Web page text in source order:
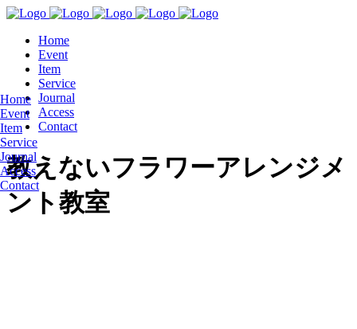
Home
Event
Item
Service
Journal
Access
Contact
Home
Event
Item
Service
Journal
Access
Contact
教えないフラワーアレンジメ
ント教室